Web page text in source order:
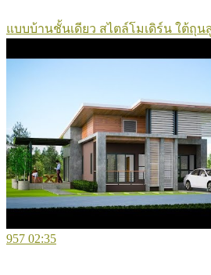
แบบบ้านชั้นเดียว สไตล์โมเดิร์น ใต้ถุน
957 02:35